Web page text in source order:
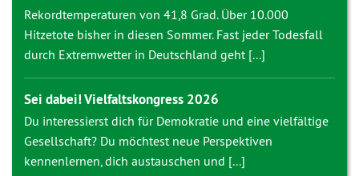
Rekordtemperaturen von 41,8 Grad. Über 10.000
Hitzetote bisher in diesen Sommer. Fast jeder Todesfall
durch Extremwetter in Deutschland geht [...]
Sei dabei! Vielfaltskongress 2026
Du interessierst dich für Demokratie und eine vielfältige
Gesellschaft? Du möchtest neue Perspektiven
kennenlernen, dich austauschen und [...]